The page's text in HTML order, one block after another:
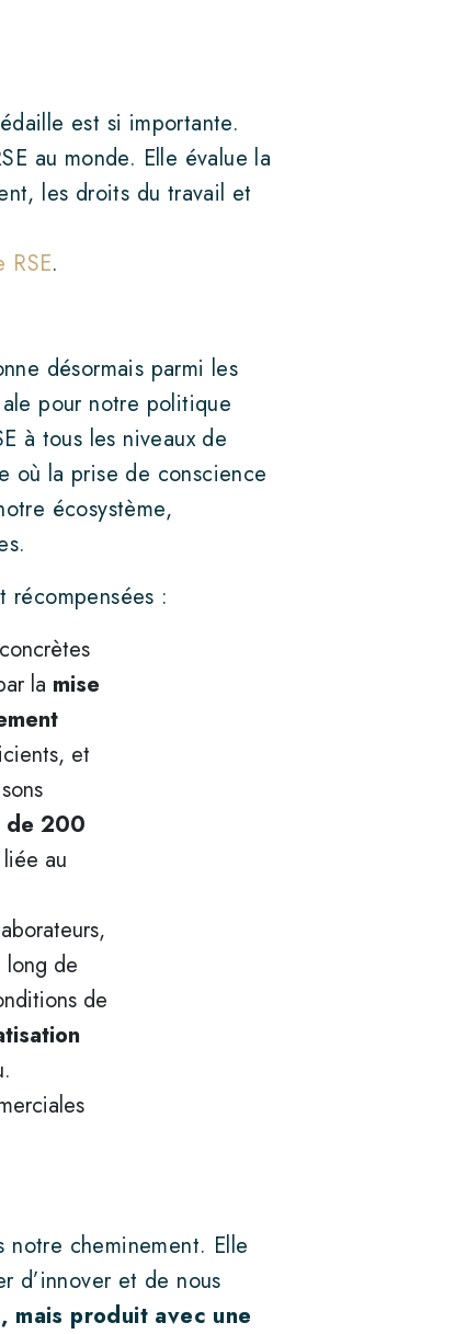
est si importante.
au monde. Elle évalue la
les droits du travail et
RSE.
désormais parmi les
pour notre politique
à tous les niveaux de
où la prise de conscience
écosystème,
récompensées :
la mise
et
de 200
au
long de
de
cheminement. Elle
d’innover et de nous
mais produit avec une